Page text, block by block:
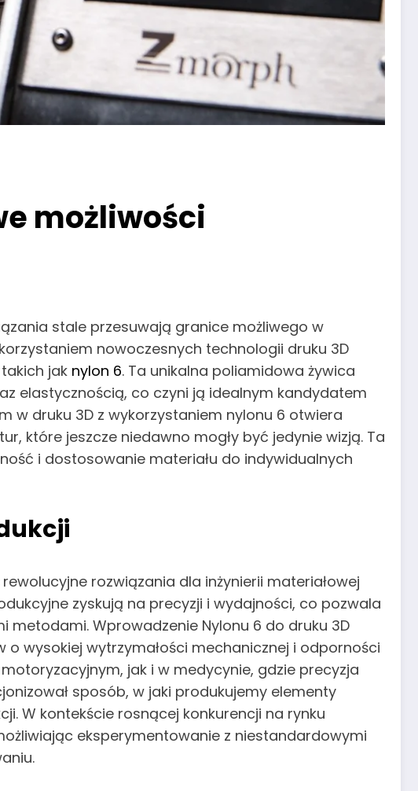
możliwości
stale przesuwają granice możliwego w
nowoczesnych technologii druku 3D
jak nylon 6. Ta unikalna poliamidowa żywica
elastycznością, co czyni ją idealnym kandydatem
w druku 3D z wykorzystaniem nylonu 6 otwiera
które jeszcze niedawno mogły być jedynie wizją. Ta
i dostosowanie materiału do indywidualnych
rozwiązania dla inżynierii materiałowej
zyskują na precyzji i wydajności, co pozwala
Wprowadzenie Nylonu 6 do druku 3D
wysokiej wytrzymałości mechanicznej i odporności
jak i w medycynie, gdzie precyzja
sposób, w jaki produkujemy elementy
W kontekście rosnącej konkurencji na rynku
eksperymentowanie z niestandardowymi